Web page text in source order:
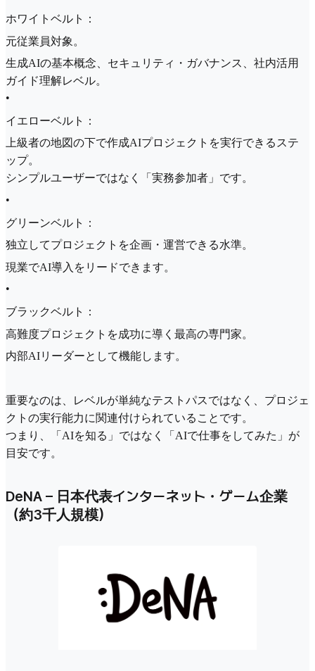
ホワイトベルト：
元従業員対象。
生成AIの基本概念、セキュリティ・ガバナンス、社内活用
ガイド理解レベル。
•
イエローベルト：
上級者の地図の下で作成AIプロジェクトを実行できるステ
ップ。
シンプルユーザーではなく「実務参加者」です。
•
グリーンベルト：
独立してプロジェクトを企画・運営できる水準。
現業でAI導入をリードできます。
•
ブラックベルト：
高難度プロジェクトを成功に導く最高の専門家。
内部AIリーダーとして機能します。
重要なのは、レベルが単純なテストパスではなく、プロジェ
クトの実行能力に関連付けられていることです。
つまり、「AIを知る」ではなく「AIで仕事をしてみた」が
目安です。
DeNA – 日本代表インターネット・ゲーム企業
（約3千人規模）